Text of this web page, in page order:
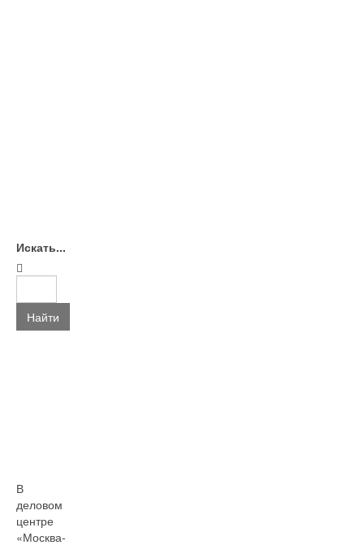
Искать...
Найти
В
деловом
центре
«Москва-